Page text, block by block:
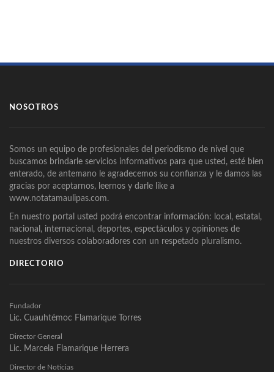
NOSOTROS
Somos un equipo de profesionales del periodismo de nivel que
buscamos brindarle servicios informativos para que usted, esté bien
enterado, de antemano le agradecemos su confianza y le damos las
gracias por aceptarnos, leernos y darle like a
www.notatamaulipas.com.
En nuestro portal usted podrá encontrar información: local, estatal,
nacional, internacional, deportes, espectáculos y opiniones de
nuestros diversos colaboradores con un respetado pluralismo.
DIRECTORIO
Fundador
Lic. Cuauhtémoc Flamarique Torres
Director General
Lic. Marcela Flamarique Herrera
Director de Noticias